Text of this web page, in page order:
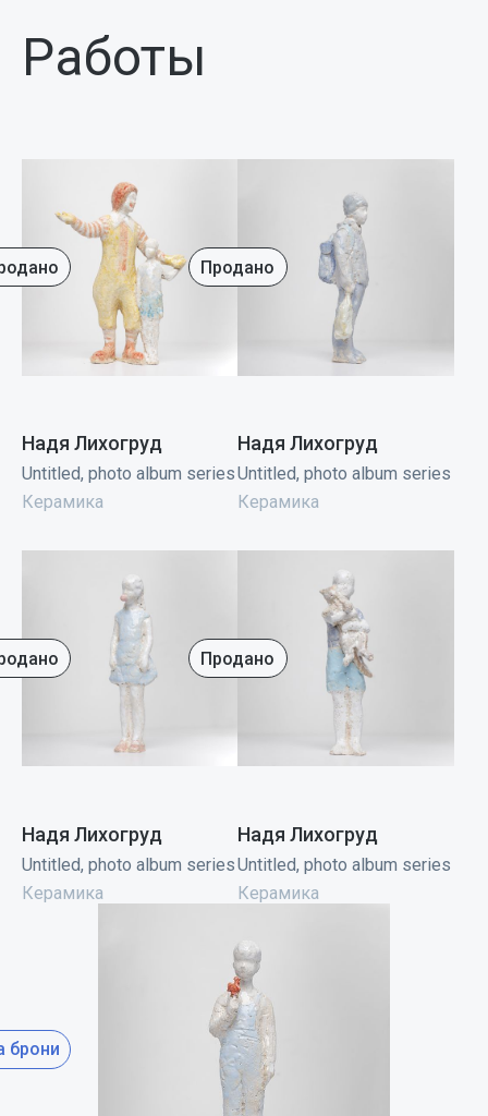
Работы
Надя Лихогруд
Untitled, photo album series
Керамика
Продано
Надя Лихогруд
Untitled, photo album series
Керамика
Надя Лихогруд
Untitled, photo album series
Керамика
Продано
Надя Лихогруд
Untitled, photo album series
Керамика
брони